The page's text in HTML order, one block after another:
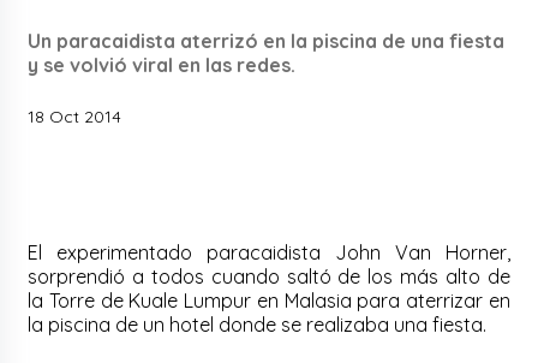
Un paracaidista aterrizó en la piscina de una fiesta
y se volvió viral en las redes.
18 Oct 2014
El experimentado paracaidista John Van Horner,
sorprendió a todos cuando saltó de los más alto de
la Torre de Kuale Lumpur en Malasia para aterrizar en
la piscina de un hotel donde se realizaba una fiesta.